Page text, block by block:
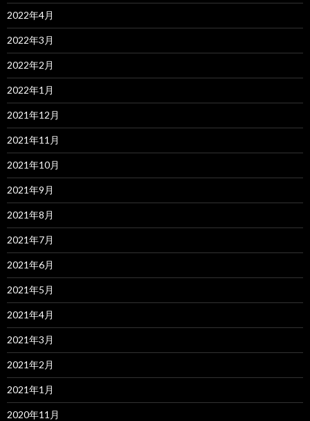
2022年4月
2022年3月
2022年2月
2022年1月
2021年12月
2021年11月
2021年10月
2021年9月
2021年8月
2021年7月
2021年6月
2021年5月
2021年4月
2021年3月
2021年2月
2021年1月
2020年11月